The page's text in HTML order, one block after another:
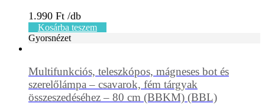
1.990 Ft
Kosárba teszem
Gyorsnézet
Multifunkciós, teleszkópos, mágneses bot és
szerelőlámpa – csavarok, fém tárgyak
összeszedéséhez – 80 cm (BBKM) (BBL)